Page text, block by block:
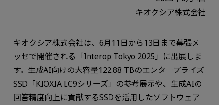
キオクシア株式会社
キオクシア株式会社は、6月11日から13日まで幕張メ
ッセで開催される「Interop Tokyo 2025」に出展しま
す。生成AI向けの大容量122.88 TBのエンタープライズ
SSD「KIOXIA LC9シリーズ」の参考展示や、生成AIの
回答精度向上に貢献するSSDを活用したソフトウェア